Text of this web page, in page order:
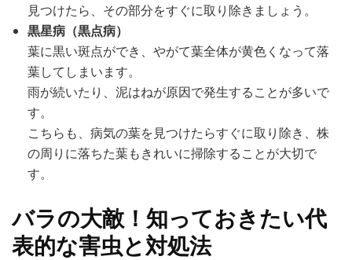
見つけたら、その部分をすぐに取り除きましょう。
黒星病（黒点病）
葉に黒い斑点ができ、やがて葉全体が黄色くなって落
葉してしまいます。
雨が続いたり、泥はねが原因で発生することが多いで
す。
こちらも、病気の葉を見つけたらすぐに取り除き、株
の周りに落ちた葉もきれいに掃除することが大切で
す。
バラの大敵！知っておきたい代
表的な害虫と対処法